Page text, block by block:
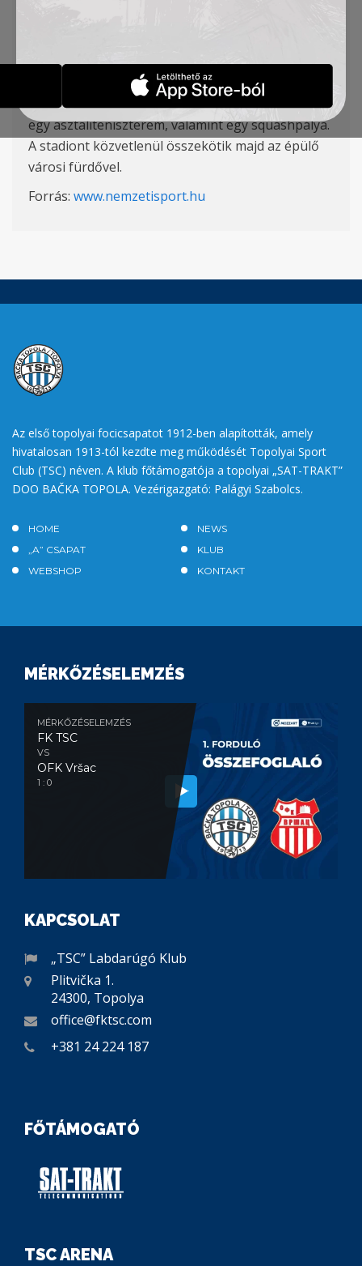
a Topolyai Sport Club hamarosan átadandó
stadionja, amely annak a sportközpontnak része
lesz, melyhez tartozik egy szálloda, egy erőnléti és
egy asztaliteniszterem, valamint egy squashpálya.
A stadiont közvetlenül összekötik majd az épülő
városi fürdővel.
Forrás: www.nemzetisport.hu
Az első topolyai focicsapatot 1912-ben alapították, amely
hivatalosan 1913-tól kezdte meg működését Topolyai Sport
Club (TSC) néven. A klub főtámogatója a topolyai „SAT-TRAKT”
DOO BAČKA TOPOLA. Vezérigazgató: Palágyi Szabolcs.
HOME
NEWS
„A” CSAPAT
KLUB
WEBSHOP
KONTAKT
MÉRKŐZÉSELEMZÉS
MÉRKŐZÉSELEMZÉS
FK TSC
VS
OFK Vršac
1 : 0
KAPCSOLAT
„TSC” Labdarúgó Klub
Plitvička 1.
24300, Topolya
office@fktsc.com
+381 24 224 187
FŐTÁMOGATÓ
TSC ARENA